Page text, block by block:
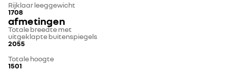
Rijklaar leeggewicht
1708
afmetingen
Totale breedte met
uitgeklapte buitenspiegels
2055
Totale hoogte
1501